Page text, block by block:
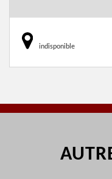
indisponible